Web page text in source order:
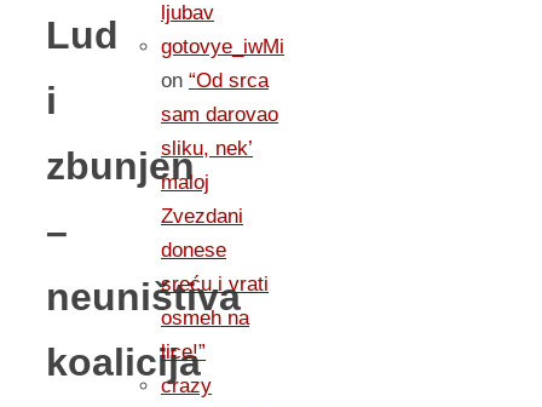
Lud
i
zbunjen
–
neuništiva
koalicija
ljubav
gotovye_iwMi
on “Od srca
sam darovao
sliku, nek’
maloj
Zvezdani
donese
sreću i vrati
osmeh na
lice!”
crazy